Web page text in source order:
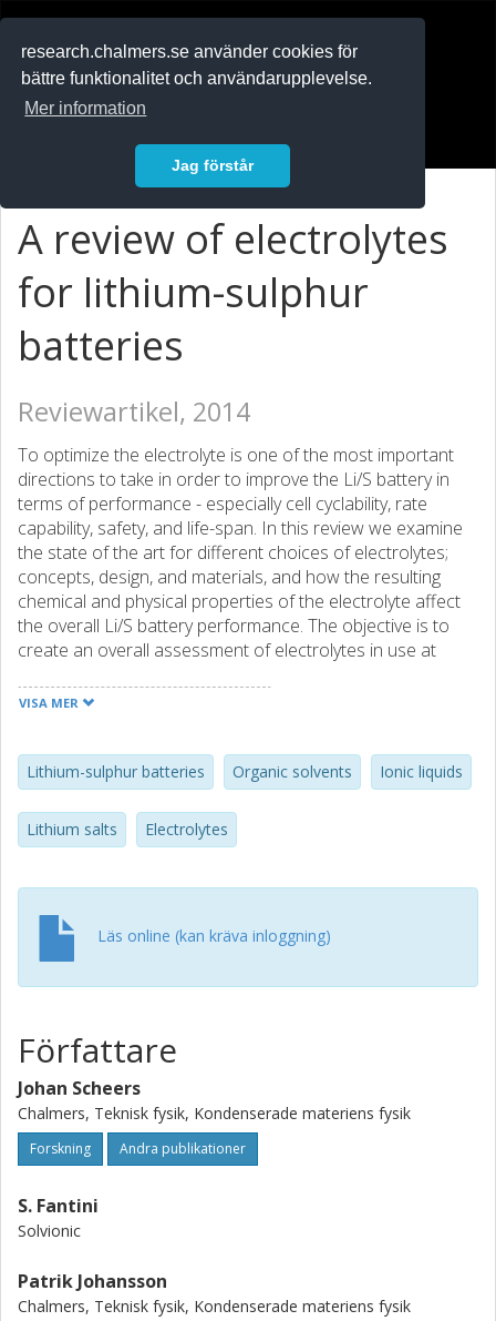
research.chalmers.se använder cookies för
bättre funktionalitet och användarupplevelse.
Mer information
Jag förstår
A review of electrolytes
for lithium-sulphur
batteries
Reviewartikel, 2014
To optimize the electrolyte is one of the most important
directions to take in order to improve the Li/S battery in
terms of performance - especially cell cyclability, rate
capability, safety, and life-span. In this review we examine
the state of the art for different choices of electrolytes;
concepts, design, and materials, and how the resulting
chemical and physical properties of the electrolyte affect
the overall Li/S battery performance. The objective is to
create an overall assessment of electrolytes in use at
selection of future electrolytes for Li/S batteries.
VISA MER
Lithium-sulphur batteries Organic solvents Ionic liquids
Lithium salts Electrolytes
Läs online (kan kräva inloggning)
Författare
Johan Scheers
Chalmers, Teknisk fysik, Kondenserade materiens fysik
Forskning Andra publikationer
S. Fantini
Solvionic
Patrik Johansson
Chalmers, Teknisk fysik, Kondenserade materiens fysik